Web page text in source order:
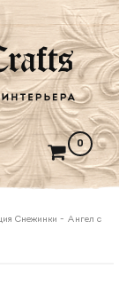
0
Снежинки - Ангел с